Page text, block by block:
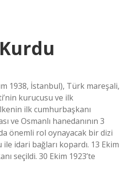
1938, İstanbul), Türk mareşali,
kurucusu ve ilk
ilk cumhurbaşkanı
ve Osmanlı hanedanının 3
önemli rol oynayacak bir dizi
idari bağları kopardı. 13 Ekim
seçildi. 30 Ekim 1923’te